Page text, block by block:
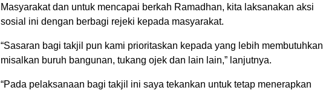
Masyarakat dan untuk mencapai berkah Ramadhan, kita laksanakan aksi
sosial ini dengan berbagi rejeki kepada masyarakat.
“Sasaran bagi takjil pun kami prioritaskan kepada yang lebih membutuhkan
misalkan buruh bangunan, tukang ojek dan lain lain,” lanjutnya.
“Pada pelaksanaan bagi takjil ini saya tekankan untuk tetap menerapkan